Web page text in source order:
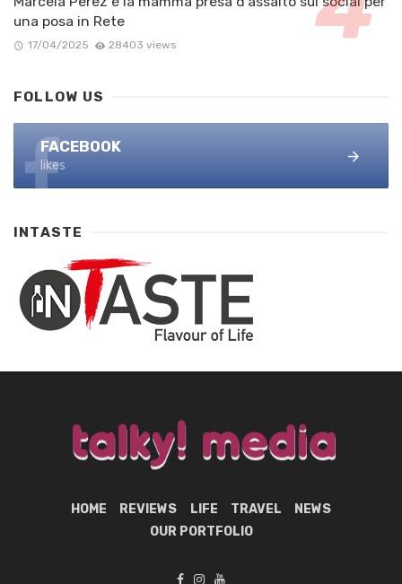
una posa in Rete
17/04/2025 28403 views
FOLLOW US
FACEBOOK
likes
INTASTE
HOME REVIEWS LIFE TRAVEL
NEWS
OUR PORTFOLIO